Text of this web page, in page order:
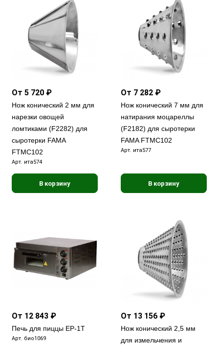
От 5 720 ₽
Нож конический 2 мм для
нарезки овощей
ломтиками (F2282) для
сыротерки FAMA
FTMC102
Арт. ита574
В корзину
От 7 282 ₽
Нож конический 7 мм для
натирания моцареллы
(F2182) для сыротерки
FAMA FTMC102
Арт. ита577
В корзину
От 12 843 ₽
Печь для пиццы EP-1T
Арт. био1069
От 13 156 ₽
Нож конический 2,5 мм
для измельчения и